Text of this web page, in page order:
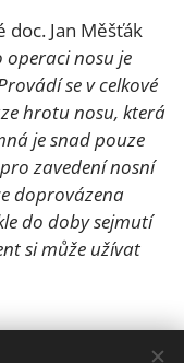
doc. Jan Měšťák
operaci nosu je
se v celkové
hrotu nosu, která
je snad pouze
zavedení nosní
doprovázena
do doby sejmutí
si může užívat